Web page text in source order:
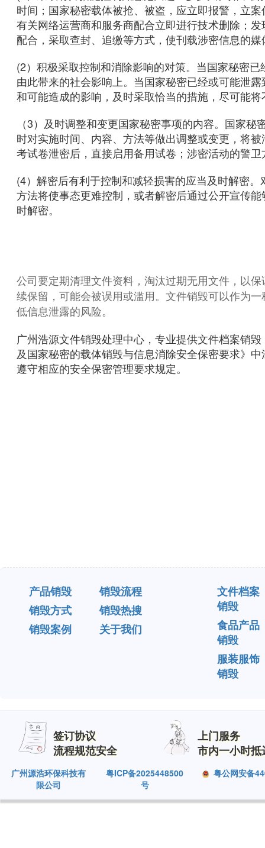
时间；国家秘密载体被抢、被盗，应立即报警，立
有关网络运营商和服务商配合立即进行技术删除；
配合，采取查封、追缴等方式，使刊载涉密信息的
(2）积极采取控制和消除影响的对策。当国家秘密
由此带来的社会影响上。当国家秘密已经或可能泄
和可能造成的影响，及时采取恰当的措施，尽可能
（3）及时调整和变更国家秘密事项的内容。国家
时对实施时间、内容、方法等做出调整或变更，将
考试卷泄密后，直接启用备用试卷；涉密活动的警
(4）解密后有利于控制和减轻损害的应当及时解密
方法将使事态更难控制，或者解密后通过公开宣传
时解密。
公司要定期清理文件资料，淘汰过期无用文件，以
续保留，可能会被误用或滥用。文件销毁可以作为
低信息泄露的风险。
广州浩源文件销毁处理中心，专业提供文件档案销
及国家秘密的载体销毁与信息消除安全保密要求》
遵守相应的安全保密管理要求规定。
产品销毁
销毁流程
销毁方式
销毁热搜
销毁案例
关于我们
文件档案
销毁
食品产品
销毁
服装服饰
销毁
签订协议
流程规范安全
上门服务
市内一小时抵
广州源浩环保科技有
限公司
粤ICP备2025448500
号
粤公网安备